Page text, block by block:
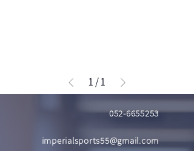
1
/
1
052-6655253
imperialsports55@gmail.com